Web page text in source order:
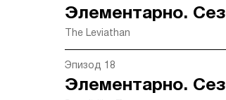
Элементарно.
The Leviathan
Эпизод 18
Элементарно.